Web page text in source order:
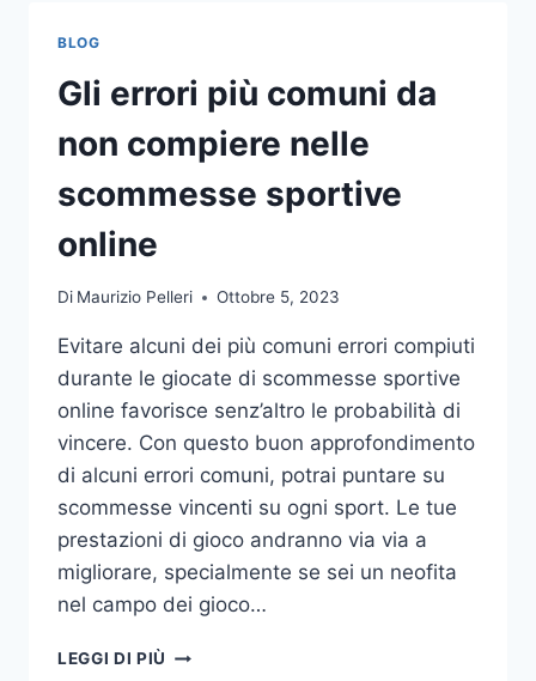
PULIZIA
DELLE
APPARECCHIATURE
DA
BLOG
Gli errori più comuni da
non compiere nelle
scommesse sportive
online
Di Maurizio Pelleri Ottobre 5, 2023
Evitare alcuni dei più comuni errori compiuti
durante le giocate di scommesse sportive
online favorisce senz’altro le probabilità di
vincere. Con questo buon approfondimento
di alcuni errori comuni, potrai puntare su
scommesse vincenti su ogni sport. Le tue
prestazioni di gioco andranno via via a
migliorare, specialmente se sei un neofita
nel campo dei gioco…
LEGGI DI PIÙ GLI